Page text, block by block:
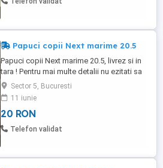
Papuci copii Next marime 20.5
Papuci copii Next marime 20.5, livrez si in
tara ! Pentru mai multe detalii nu ezitati sa
ma contactati !
Sector 5, Bucuresti
11 iunie
20 RON
Telefon validat